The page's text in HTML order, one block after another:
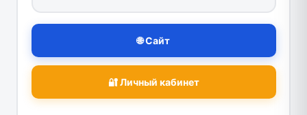
🌐 Сайт
🔐 Личный кабинет